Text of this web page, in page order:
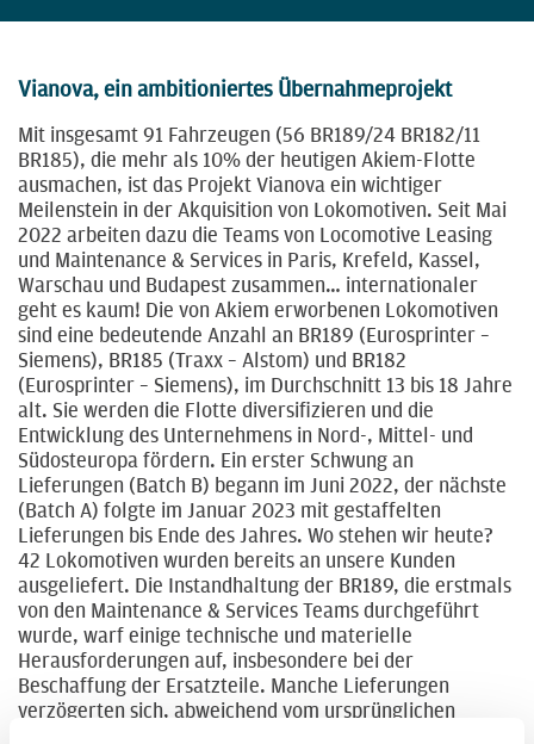
Vianova, ein ambitioniertes Übernahmeprojekt
Mit insgesamt 91 Fahrzeugen (56 BR189/24 BR182/11
BR185), die mehr als 10% der heutigen Akiem-Flotte
ausmachen, ist das Projekt Vianova ein wichtiger
Meilenstein in der Akquisition von Lokomotiven. Seit Mai
2022 arbeiten dazu die Teams von Locomotive Leasing
und Maintenance & Services in Paris, Krefeld, Kassel,
Warschau und Budapest zusammen… internationaler
geht es kaum! Die von Akiem erworbenen Lokomotiven
sind eine bedeutende Anzahl an BR189 (Eurosprinter –
Siemens), BR185 (Traxx – Alstom) und BR182
(Eurosprinter – Siemens), im Durchschnitt 13 bis 18 Jahre
alt. Sie werden die Flotte diversifizieren und die
Entwicklung des Unternehmens in Nord-, Mittel- und
Südosteuropa fördern. Ein erster Schwung an
Lieferungen (Batch B) begann im Juni 2022, der nächste
(Batch A) folgte im Januar 2023 mit gestaffelten
Lieferungen bis Ende des Jahres. Wo stehen wir heute?
42 Lokomotiven wurden bereits an unsere Kunden
ausgeliefert. Die Instandhaltung der BR189, die erstmals
von den Maintenance & Services Teams durchgeführt
wurde, warf einige technische und materielle
Herausforderungen auf, insbesondere bei der
Beschaffung der Ersatzteile. Manche Lieferungen
verzögerten sich, abweichend vom ursprünglichen